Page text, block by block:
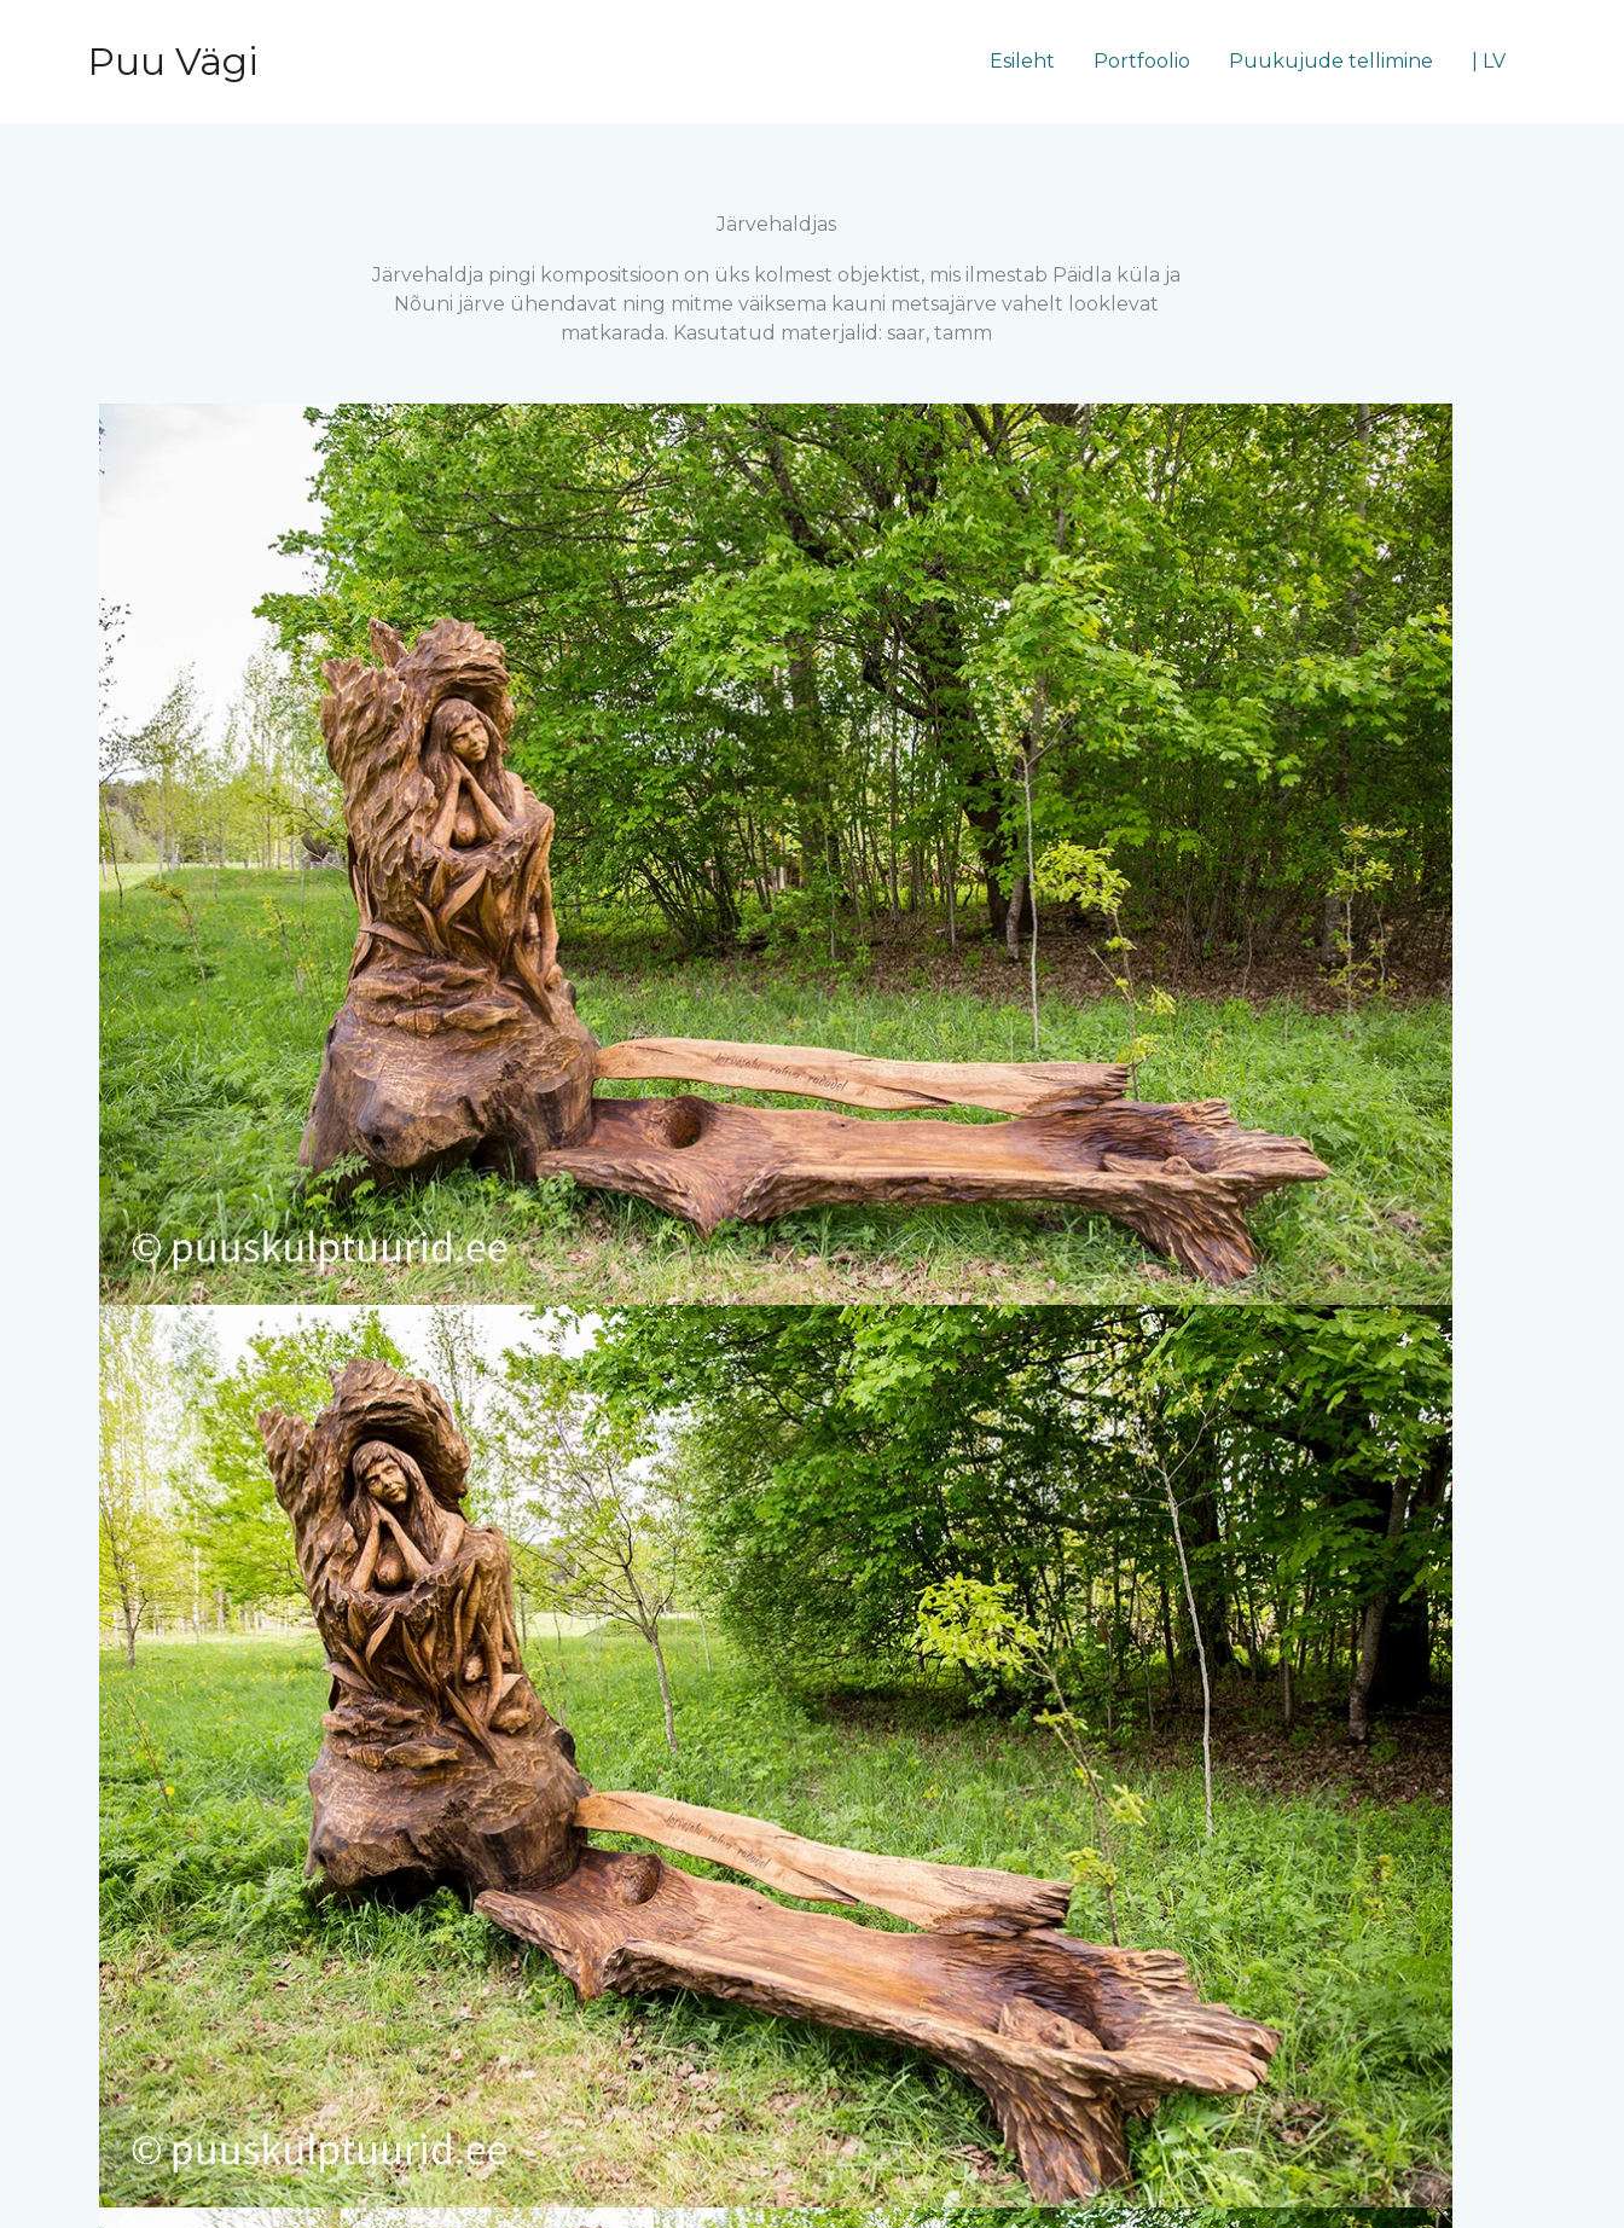
Puu Vägi Esileht Portfoolio Puukujude tellimine | LV
Järvehaldjas
Järvehaldja pingi kompositsioon on üks kolmest objektist, mis ilmestab Päidla küla ja
Nõuni järve ühendavat ning mitme väiksema kauni metsajärve vahelt looklevat
matkarada. Kasutatud materjalid: saar, tamm